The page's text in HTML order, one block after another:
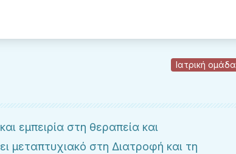
Ιατρική ομάδα
εμπειρία στη θεραπεία και
μεταπτυχιακό στη Διατροφή και τη